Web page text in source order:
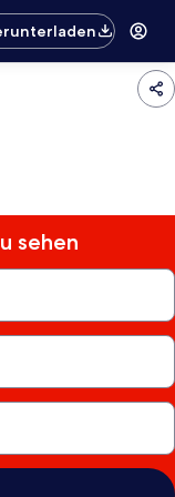
sehen